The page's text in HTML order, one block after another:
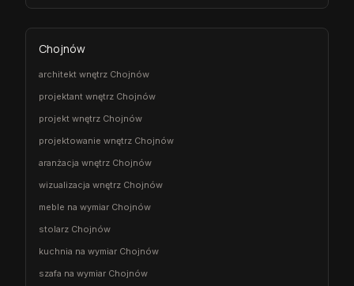
Chojnów
architekt wnętrz Chojnów
projektant wnętrz Chojnów
projekt wnętrz Chojnów
projektowanie wnętrz Chojnów
aranżacja wnętrz Chojnów
wizualizacja wnętrz Chojnów
meble na wymiar Chojnów
stolarz Chojnów
kuchnia na wymiar Chojnów
szafa na wymiar Chojnów